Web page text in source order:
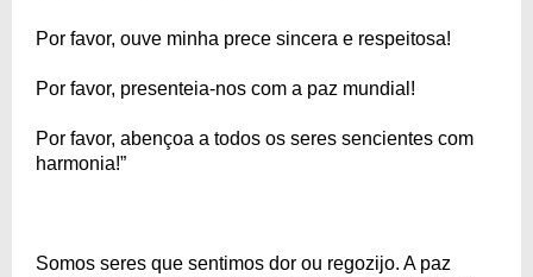
Por favor, ouve minha prece sincera e respeitosa!
Por favor, presenteia-nos com a paz mundial!
Por favor, abençoa a todos os seres sencientes com
harmonia!”
Somos seres que sentimos dor ou regozijo. A paz